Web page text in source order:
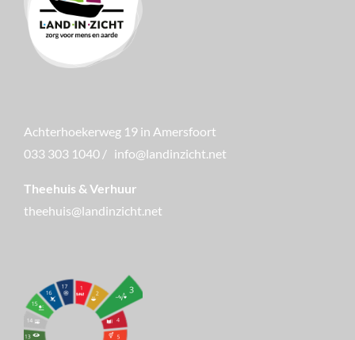
Achterhoekerweg 19 in Amersfoort
033 303 1040 / info@landinzicht.net
Theehuis & Verhuur
theehuis@landinzicht.net